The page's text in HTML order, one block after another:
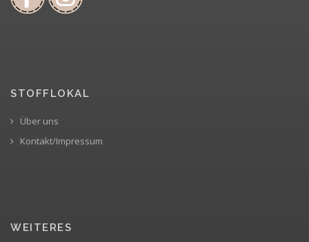
STOFFLOKAL
Über uns
Kontakt/Impressum
WEITERES